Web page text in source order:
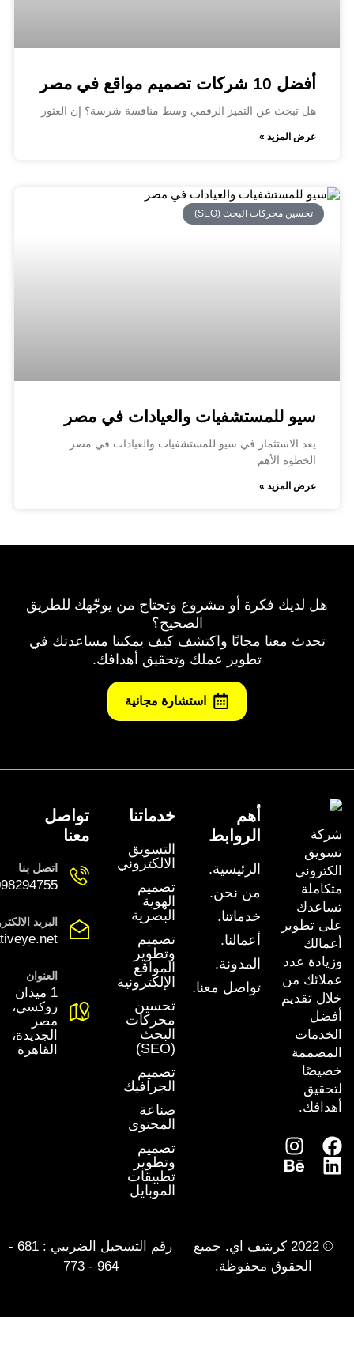
أفضل 10 شركات تصميم مواقع في مصر
هل تبحث عن التميز الرقمي وسط منافسة شرسة؟ إن العثور
عرض المزيد »
تحسين محركات البحث (SEO)
سيو للمستشفيات والعيادات في مصر
يعد الاستثمار في سيو للمستشفيات والعيادات في مصر
الخطوة الأهم
عرض المزيد »
هل لديك فكرة أو مشروع وتحتاج من يوجّهك للطريق
الصحيح؟
تحدث معنا مجانًا واكتشف كيف يمكننا مساعدتك في
تطوير عملك وتحقيق أهدافك.
استشارة مجانية
شركة
تسويق
الكتروني
متكاملة
تساعدك
على تطوير
أعمالك
وزيادة عدد
عملائك من
خلال تقديم
أفضل
الخدمات
المصممة
خصيصًا
لتحقيق
أهدافك.
أهم
الروابط
الرئيسية.
من نحن.
خدماتنا.
أعمالنا.
المدونة.
تواصل معنا.
خدماتنا
التسويق
الالكتروني
تصميم
الهوية
البصرية
تصميم
وتطوير
المواقع
الإلكترونية
تحسين
محركات
البحث
(SEO)
تصميم
الجرافيك
صناعة
المحتوى
تصميم
وتطوير
تطبيقات
الموبايل
تواصل
معنا
اتصل بنا
البريد
العنوان
1 ميدان
روكسي،
مصر
الجديدة،
القاهرة
© 2022 كريتيف اي. جميع
الحقوق محفوظة.
رقم التسجيل الضريبي : 681 -
964 - 773